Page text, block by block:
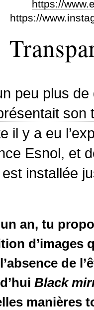
https://
https://
peu plus
son
il y a eu
Esnol, et
installée
an, tu
d’images
de
Black
manières